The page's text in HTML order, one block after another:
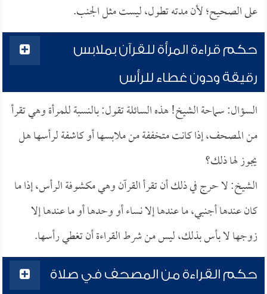
على الصحيح؛ لأن مدته تطول، ليست مثل الجنب.
حكم قراءة المرأة للقرآن بملابس
رقيقة ودون غطاء للرأس
السؤال: سماحة الشيخ! هذه السائلة تقول: بالنسبة للمرأة وهي تقرأ
من المصحف، إذا كانت متخففة من ملابسها أو كاشفة لرأسها هل
يجوز لها ذلك؟
الشيخ: لا حرج في ذلك أن تقرأ القرآن وهي مكشوفة الرأس، إذا ما
كان عندها أجنبي، ما عندها إلا نساء أو وحدها أو ما عندها إلا
زوجها لا بأس بذلك، ليس من شرط القراءة أن تغطي رأسها.
حكم القراءة من المصحف في صلاة